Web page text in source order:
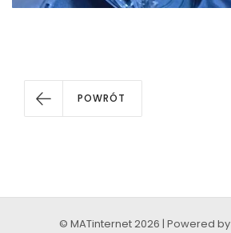
POWRÓT
© MATinternet 2026 | Powered by